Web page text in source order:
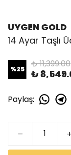
UYGEN GOLD
14 Ayar Taşlı
%25 ₺ 11,399.00
₺
Paylaş: